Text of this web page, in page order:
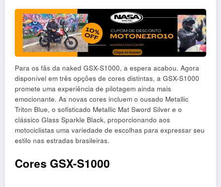
Para os fãs da naked GSX-S1000, a espera acabou. Agora
disponível em três opções de cores distintas, a GSX-S1000
promete uma experiência de pilotagem ainda mais
emocionante. As novas cores incluem o ousado Metallic
Triton Blue, o sofisticado Metallic Mat Sword Silver e o
clássico Glass Sparkle Black, proporcionando aos
motociclistas uma variedade de escolhas para expressar seu
estilo nas estradas brasileiras.
Cores GSX-S1000